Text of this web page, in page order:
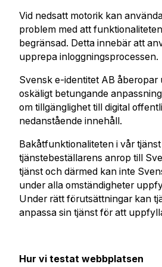
Vid nedsatt motorik kan
problem med att
begränsad. Detta innebär att
upprepa inloggningsprocessen.
Svensk e-identitet AB åberopar
oskäligt betungande
om tillgänglighet till digital
nedanstående innehåll.
Bakåtfunktionaliteten i vår
tjänstebeställarens anrop till
tjänst och därmed kan inte
under alla omständigheter
Under rätt förutsättningar kan
anpassa sin tjänst för att
Hur vi testat webbplatsen